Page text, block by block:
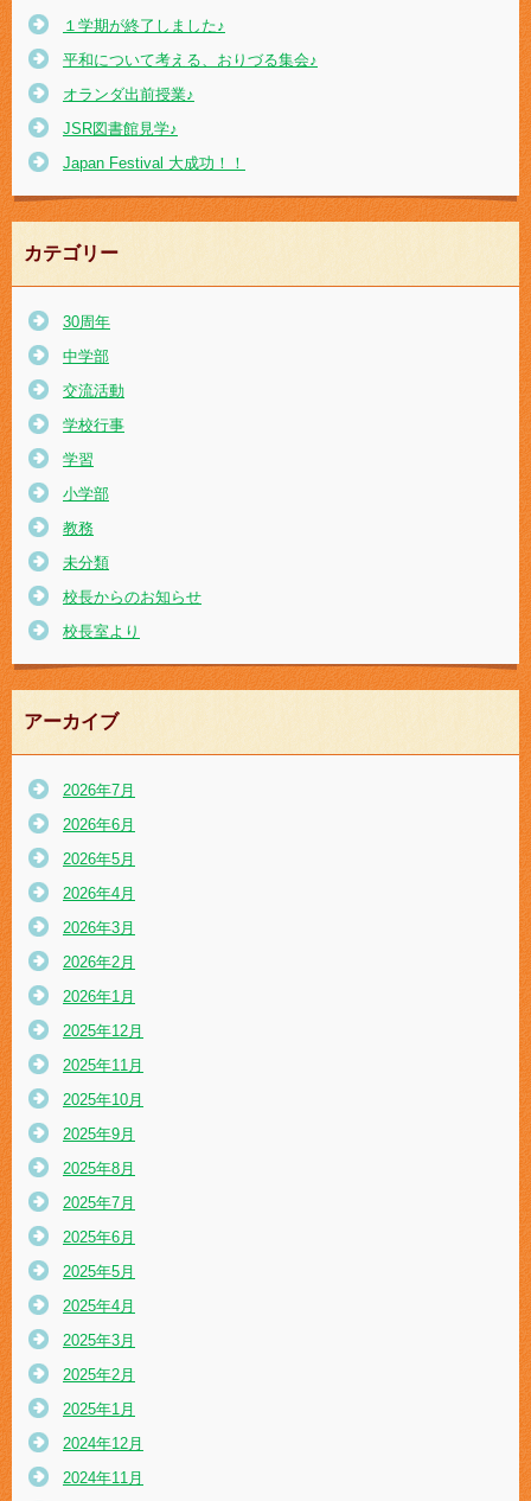
１学期が終了しました♪
平和について考える、おりづる集会♪
オランダ出前授業♪
JSR図書館見学♪
Japan Festival 大成功！！
カテゴリー
30周年
中学部
交流活動
学校行事
学習
小学部
教務
未分類
校長からのお知らせ
校長室より
アーカイブ
2026年7月
2026年6月
2026年5月
2026年4月
2026年3月
2026年2月
2026年1月
2025年12月
2025年11月
2025年10月
2025年9月
2025年8月
2025年7月
2025年6月
2025年5月
2025年4月
2025年3月
2025年2月
2025年1月
2024年12月
2024年11月